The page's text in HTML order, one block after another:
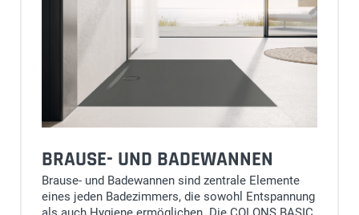
BRAUSE- UND BADEWANNEN
Brause- und Badewannen sind zentrale Elemente
eines jeden Badezimmers, die sowohl Entspannung